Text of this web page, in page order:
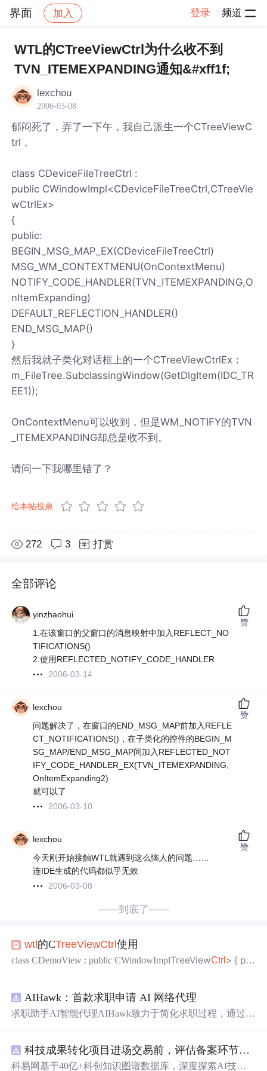
界面 加入 登录 频道
社区 界面 帖子详情
WTL的CTreeViewCtrl为什么收不到
TVN_ITEMEXPANDING通知&#xff1f;
lexchou
2006-03-08
郁闷死了，弄了一下午，我自己派生一个CTreeViewC
trl，
class CDeviceFileTreeCtrl :
public CWindowImpl<CDeviceFileTreeCtrl,CTreeVie
wCtrlEx>
{
public:
BEGIN_MSG_MAP_EX(CDeviceFileTreeCtrl)
MSG_WM_CONTEXTMENU(OnContextMenu)
NOTIFY_CODE_HANDLER(TVN_ITEMEXPANDING,O
nItemExpanding)
DEFAULT_REFLECTION_HANDLER()
END_MSG_MAP()
}
然后我就子类化对话框上的一个CTreeViewCtrlEx：
m_FileTree.SubclassingWindow(GetDlgItem(IDC_TR
EE1));
OnContextMenu可以收到，但是WM_NOTIFY的TVN
_ITEMEXPANDING却总是收不到。
请问一下我哪里错了？
给本帖投票
272 3 打赏
全部评论
yinzhaohui
1.在该窗口的父窗口的消息映射中加入REFLECT_NO
TIFICATIONS()
2.使用REFLECTED_NOTIFY_CODE_HANDLER
2006-03-14
赞
lexchou
问题解决了，在窗口的END_MSG_MAP前加入REFLE
CT_NOTIFICATIONS()，在子类化的控件的BEGIN_M
SG_MAP/END_MSG_MAP间加入REFLECTED_NOT
IFY_CODE_HANDLER_EX(TVN_ITEMEXPANDING,
OnItemExpanding2)
就可以了
2006-03-10
赞
lexchou
今天刚开始接触WTL就遇到这么恼人的问题……
连IDE生成的代码都似乎无效
2006-03-08
赞
——到底了——
wtl 的CTreeViewCtrl使用
class CDemoView : public CWindowImplTreeViewCtrl > { pu
()) BOOL PreTranslateMessage(MSG
AIHawk：首款求职申请 AI 网络代理
求职助手AI智能代理AIHawk致力于简化求职过程，通过自
科技成果转化项目进场交易前，评估备案环节需要准备哪些材料？.docx
科易网基于40亿+科创知识图谱数据库，深度探索AI技术